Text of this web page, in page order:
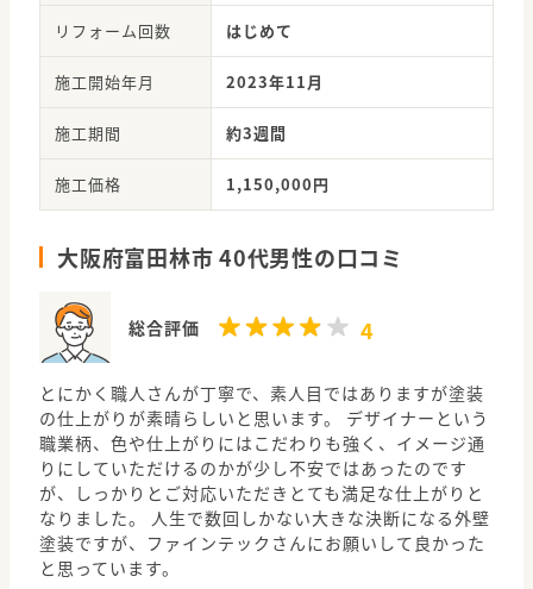
リフォーム回数 はじめて
施工開始年月 2023年11月
施工期間 約3週間
施工価格 1,150,000円
大阪府富田林市 40代男性の口コミ
総合評価 4
とにかく職人さんが丁寧で、素人目ではありますが塗装
の仕上がりが素晴らしいと思います。 デザイナーという
職業柄、色や仕上がりにはこだわりも強く、イメージ通
りにしていただけるのかが少し不安ではあったのです
が、しっかりとご対応いただきとても満足な仕上がりと
なりました。 人生で数回しかない大きな決断になる外壁
塗装ですが、ファインテックさんにお願いして良かった
と思っています。